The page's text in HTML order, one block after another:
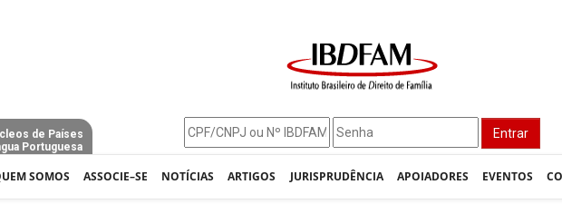
Entrar
de Países
Portuguesa
SOMOS ASSOCIE–SE NOTÍCIAS ARTIGOS JURISPRUDÊNCIA APOIADORES EVENTOS